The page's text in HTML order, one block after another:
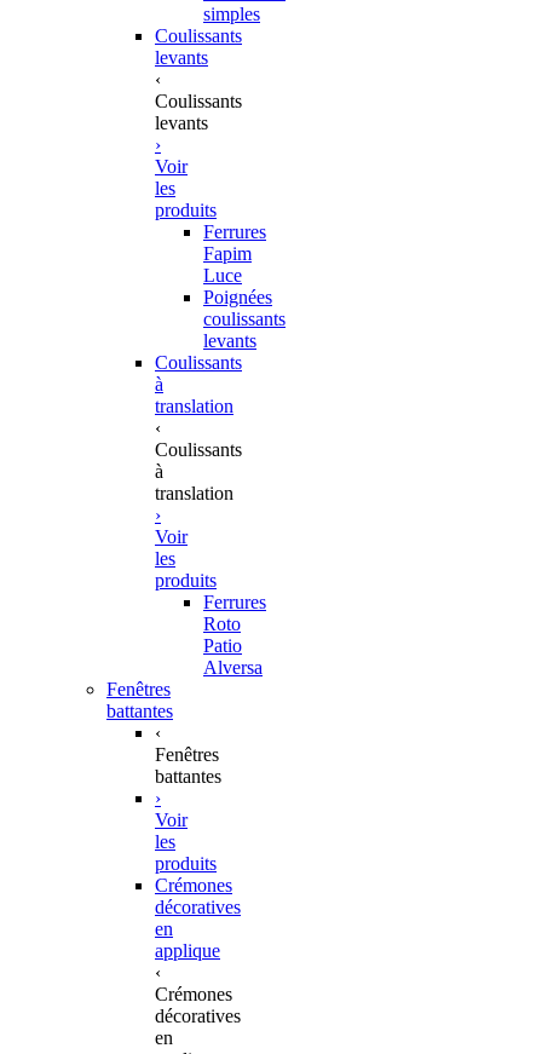
simples
Coulissants
levants
‹
Coulissants
levants
›
Voir
les
produits
Ferrures
Fapim
Luce
Poignées
coulissants
levants
Coulissants
à
translation
‹
Coulissants
à
translation
›
Voir
les
produits
Ferrures
Roto
Patio
Alversa
Fenêtres
battantes
‹
Fenêtres
battantes
›
Voir
les
produits
Crémones
décoratives
en
applique
‹
Crémones
décoratives
en